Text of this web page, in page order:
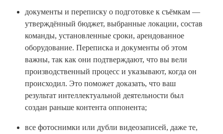
документы и переписку о подготовке к съёмкам —
утверждённый бюджет, выбранные локации, состав
команды, установленные сроки, арендованное
оборудование. Переписка и документы об этом
важны, так как они подтверждают, что вы вели
производственный процесс и указывают, когда он
происходил. Это поможет доказать, что ваш
результат интеллектуальной деятельности был
создан раньше контента оппонента;
все фотоснимки или дубли видеозаписей, даже те,